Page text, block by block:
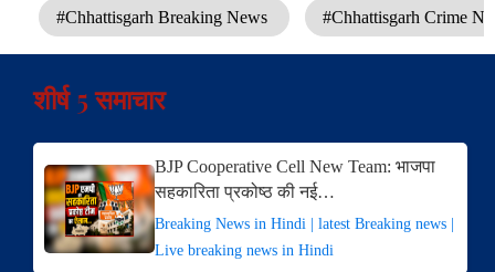
#Chhattisgarh Breaking News #Chhattisgarh Crime
शीर्ष 5 समाचार
BJP Cooperative Cell New Team: भाजपा
सहकारिता प्रकोष्ठ की नई…
Breaking News in Hindi | latest Breaking news |
Live breaking news in Hindi